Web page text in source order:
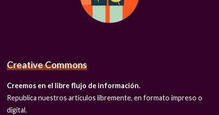
Creative Commons
Creemos en el libre flujo de información.
Republica nuestros artículos libremente, en formato impreso o
digital.